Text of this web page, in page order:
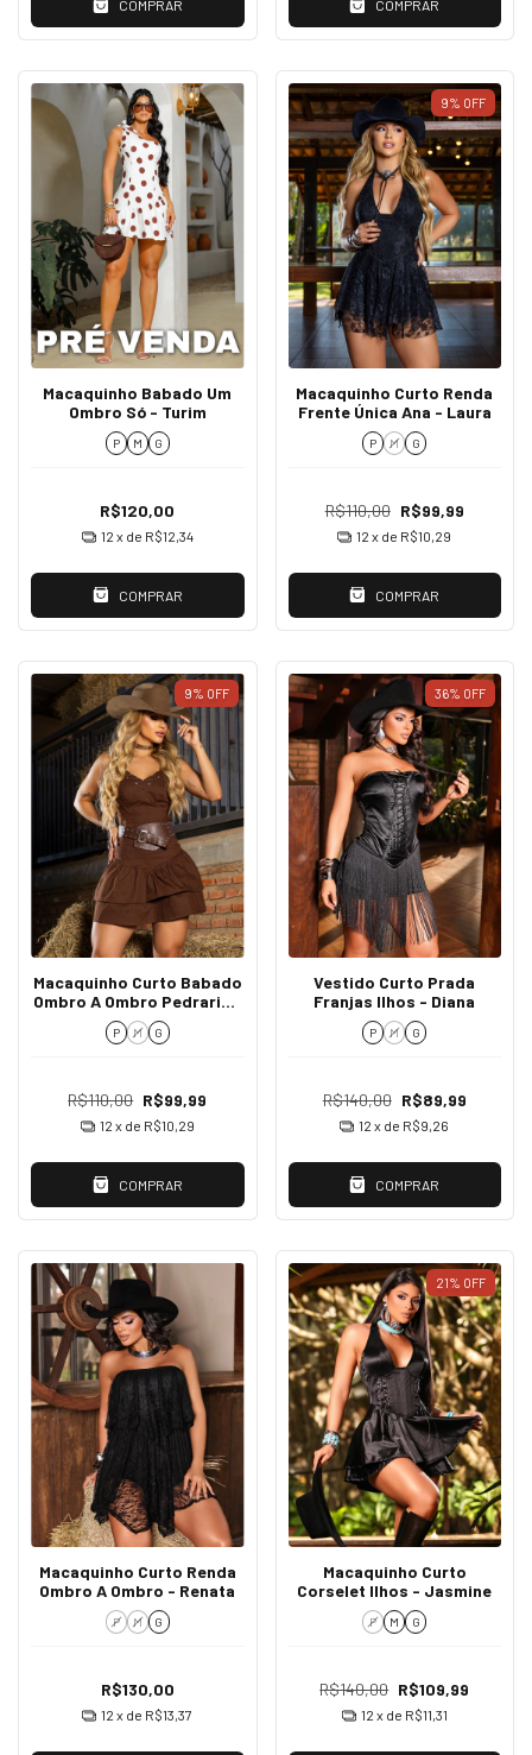
COMPRAR COMPRAR
Macaquinho Babado Um
Ombro Só - Turim
P M G
R$120,00
12 x de R$12,34
COMPRAR
9% OFF
Macaquinho Curto Renda
Frente Única Ana - Laura
P M G
R$110,00 R$99,99
12 x de R$10,29
COMPRAR
9% OFF
Macaquinho Curto Babado
Ombro A Ombro Pedraria -
Viviane
P M G
R$110,00 R$99,99
12 x de R$10,29
COMPRAR
36% OFF
Vestido Curto Prada
Franjas Ilhos - Diana
P M G
R$140,00 R$89,99
12 x de R$9,26
COMPRAR
Macaquinho Curto Renda
Ombro A Ombro - Renata
P M G
R$130,00
12 x de R$13,37
21% OFF
Macaquinho Curto
Corselet Ilhos - Jasmine
P M G
R$140,00 R$109,99
12 x de R$11,31